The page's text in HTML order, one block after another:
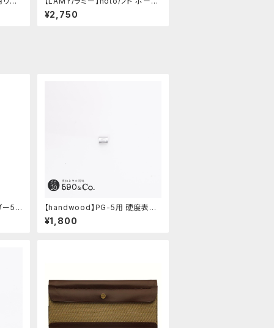
ペン・限定色 (オールブラック)
¥2,750
ー59
【handwood】PG-5用 硬度表示
窓 (超超ジュラルミン/楕円)
¥1,800